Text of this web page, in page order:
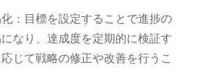
：目標を設定することで進捗の
なり、達成度を定期的に検証す
じて戦略の修正や改善を行うこ